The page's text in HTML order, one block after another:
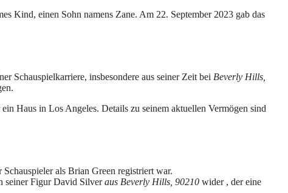
Kind, einen Sohn namens Zane. Am 22. September 2023 gab das
Schauspielkarriere, insbesondere aus seiner Zeit bei Beverly Hills,
Haus in Los Angeles. Details zu seinem aktuellen Vermögen sind
als Brian Green registriert war.
seiner Figur David Silveraus Beverly Hills, 90210 wider , der eine